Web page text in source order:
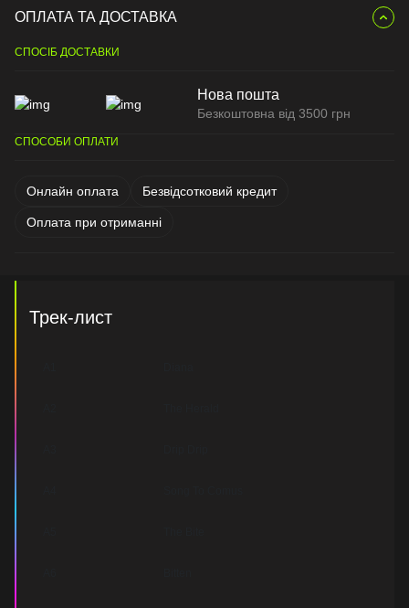
ОПЛАТА ТА ДОСТАВКА
СПОСІБ ДОСТАВКИ
Нова пошта
Безкоштовна від 3500 грн
СПОСОБИ ОПЛАТИ
Онлайн оплата Безвідсотковий кредит
Оплата при отриманні
Трек-лист